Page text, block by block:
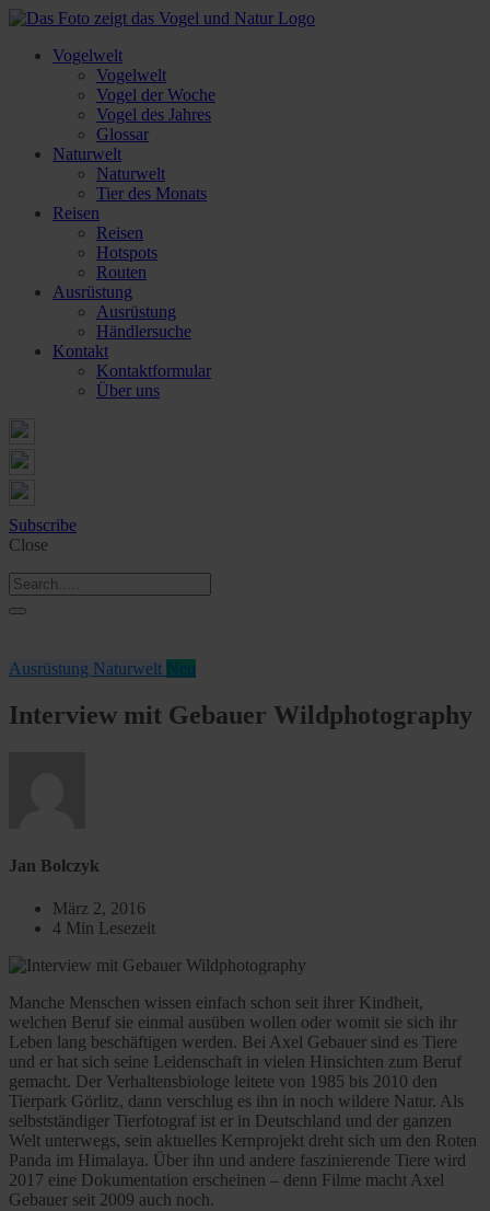
Vogelwelt
Vogelwelt
Vogel der Woche
Vogel des Jahres
Glossar
Naturwelt
Naturwelt
Tier des Monats
Reisen
Reisen
Hotspots
Routen
Ausrüstung
Ausrüstung
Händlersuche
Kontakt
Kontaktformular
Über uns
Subscribe
Close
Ausrüstung Naturwelt
Interview mit Gebauer Wildphotography
Jan Bolczyk
März 2, 2016
4 Min Lesezeit
Manche Menschen wissen einfach schon seit ihrer Kindheit,
welchen Beruf sie einmal ausüben wollen oder womit sie sich ihr
Leben lang beschäftigen werden. Bei Axel Gebauer sind es Tiere
und er hat sich seine Leidenschaft in vielen Hinsichten zum Beruf
gemacht. Der Verhaltensbiologe leitete von 1985 bis 2010 den
Tierpark Görlitz, dann verschlug es ihn in noch wildere Natur. Als
selbstständiger Tierfotograf ist er in Deutschland und der ganzen
Welt unterwegs, sein aktuelles Kernprojekt dreht sich um den Roten
Panda im Himalaya. Über ihn und andere faszinierende Tiere wird
2017 eine Dokumentation erscheinen – denn Filme macht Axel
Gebauer seit 2009 auch noch.